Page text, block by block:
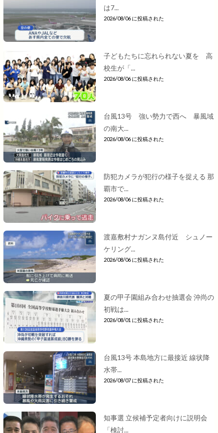
は7...
2026/08/06 に投稿された
子どもたちに忘れられない夏を 高
校生が「...
2026/08/06 に投稿された
台風13号 強い勢力で西へ 暴風域
の南大...
2026/08/06 に投稿された
防犯カメラが犯行の様子を捉える 那
覇市で...
2026/08/06 に投稿された
渡嘉敷村ナガンヌ島付近 シュノー
ケリング...
2026/08/06 に投稿された
夏の甲子園組み合わせ抽選会 沖尚の
初戦は...
2026/08/01 に投稿された
台風13号 本島地方に最接近 線状降
水帯...
2026/08/07 に投稿された
知事選 立候補予定者向けに説明会
「検討...